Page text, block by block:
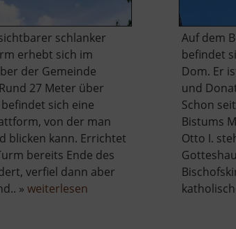
schlanker
erhebt sich im
der Gemeinde
27 Meter über
sich eine
von der man
blicken kann. Errichtet
bereits Ende des
verfiel dann aber
» weiterlesen
Auf dem
befindet
Dom. Er
und
Schon
Bistums
Otto I.